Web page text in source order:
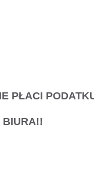
PŁACI
BIURA!!